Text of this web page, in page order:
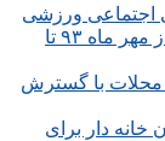
اجتماعی ورزشی
دوره چهارم شورای اسلامی شهر گرگان از مهر ماه ۹۳ تا
محلات با گسترش
خانه دار برای